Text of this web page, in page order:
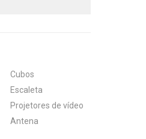
Cubos
Escaleta
Projetores de vídeo
Antena